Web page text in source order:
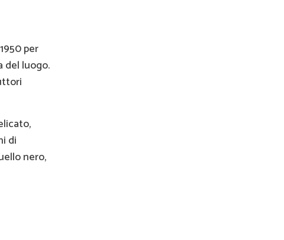
per
del luogo.
di
nero,